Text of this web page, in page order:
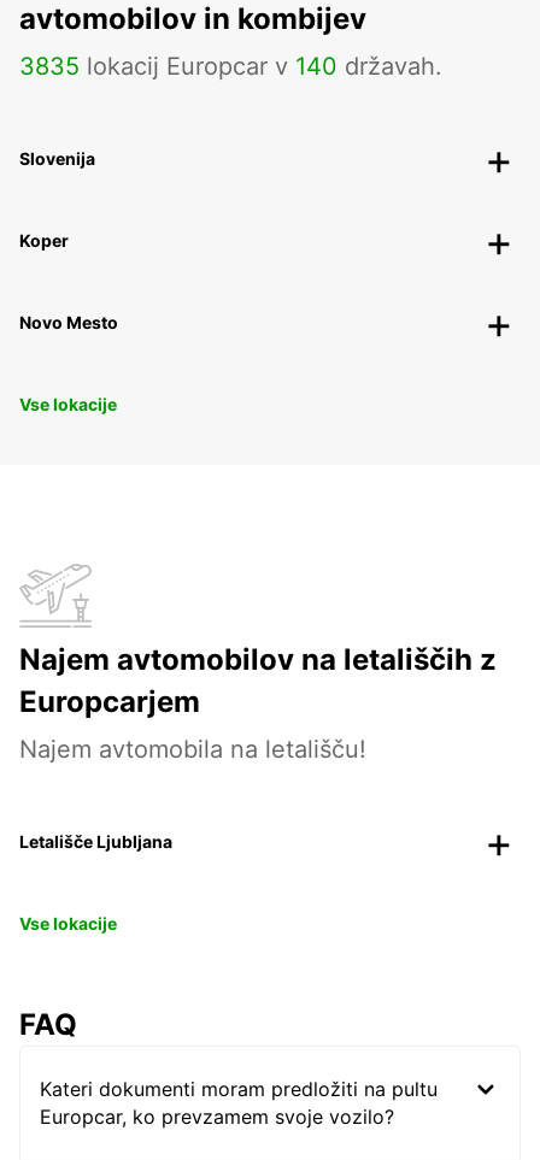
avtomobilov in kombijev
3835 lokacij Europcar v 140 državah.
Slovenija
Koper
Novo Mesto
Vse lokacije
Najem avtomobilov na letališčih z
Europcarjem
Najem avtomobila na letališču!
Letališče Ljubljana
Vse lokacije
FAQ
Kateri dokumenti moram predložiti na pultu
Europcar, ko prevzamem svoje vozilo?